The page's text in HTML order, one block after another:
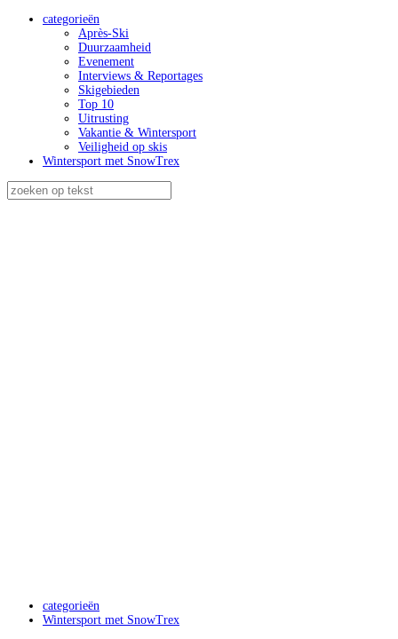
categorieën
Après-Ski
Duurzaamheid
Evenement
Interviews & Reportages
Skigebieden
Top 10
Uitrusting
Vakantie & Wintersport
Veiligheid op skis
Wintersport met SnowTrex
categorieën
Wintersport met SnowTrex